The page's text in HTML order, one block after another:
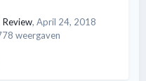
, April 24, 2018
weergaven